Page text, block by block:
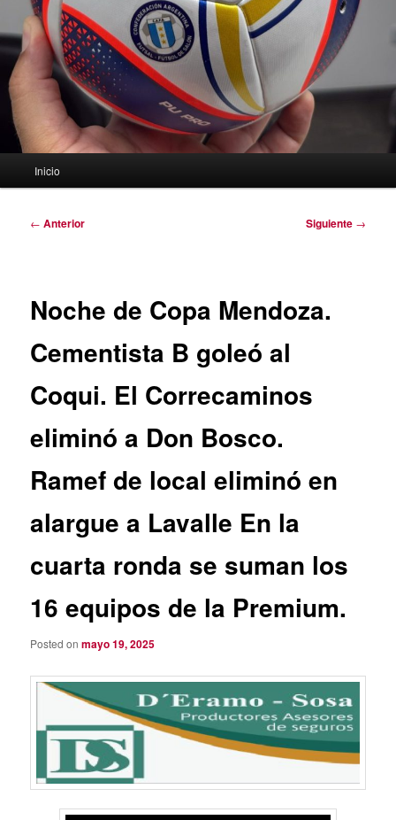
Inicio
Navegación
← Anterior Siguiente →
Noche de Copa Mendoza.
Cementista B goleó al
Coqui. El Correcaminos
eliminó a Don Bosco.
Ramef de local eliminó en
alargue a Lavalle En la
cuarta ronda se suman los
16 equipos de la Premium.
Posted onmayo 19, 2025